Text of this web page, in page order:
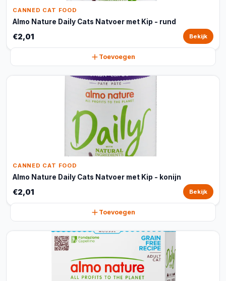
CANNED CAT FOOD
Almo Nature Daily Cats Natvoer met Kip - rund
€2,01 Bekijk
Toevoegen
CANNED CAT FOOD
Almo Nature Daily Cats Natvoer met Kip - konijn
€2,01 Bekijk
Toevoegen